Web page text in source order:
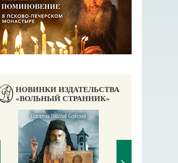
НОВИНКИ ИЗДАТЕЛЬСТВА
«ВОЛЬНЫЙ СТРАННИК»